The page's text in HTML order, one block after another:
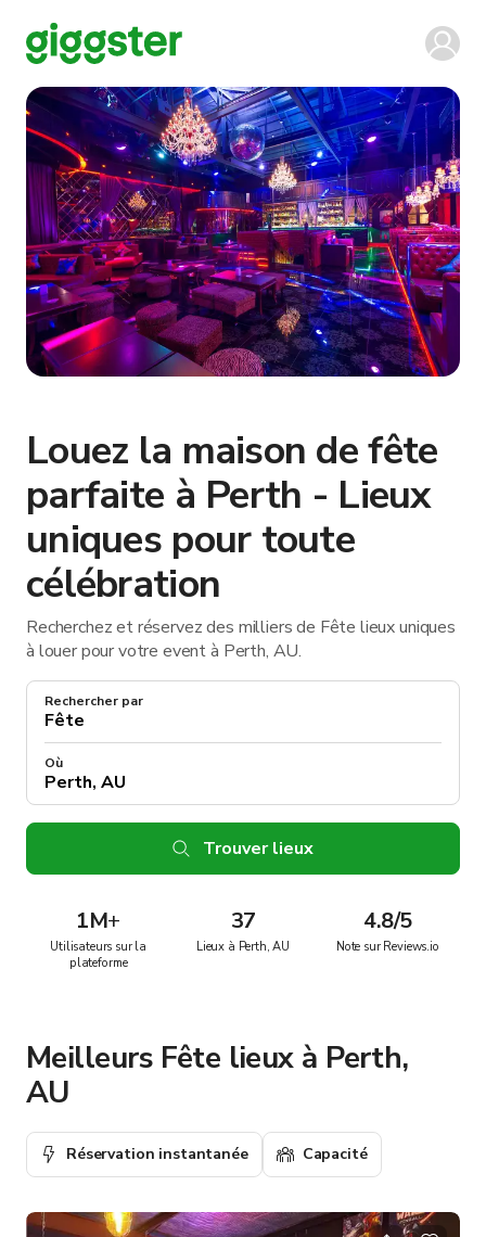
Louez la maison de fête
parfaite à Perth - Lieux
uniques pour toute
célébration
Recherchez et réservez des milliers de Fête lieux uniques
à louer pour votre event à Perth, AU.
Rechercher par
Où
Trouver lieux
1M+
Utilisateurs sur la
plateforme
37
Lieux à Perth, AU
4.8/5
Note sur Reviews.io
Meilleurs Fête lieux à Perth,
AU
Réservation instantanée Capacité